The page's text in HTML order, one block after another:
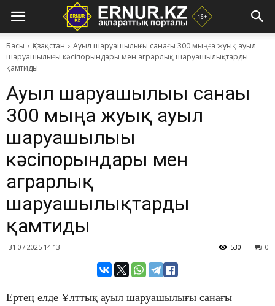
Басы Қазақстан
Ауыл шаруашылығы санағы 300 мыңға жуық ауыл
шаруашылығы кәсіпорындары мен аграрлық шаруашылықтарды
қамтиды
Ауыл шаруашылығы санағы
300 мыңға жуық ауыл
шаруашылығы
кәсіпорындары мен
аграрлық
шаруашылықтарды
қамтиды
31.07.2025 14:13 0
530
Ертең елде Ұлттық ауыл шаруашылығы санағы